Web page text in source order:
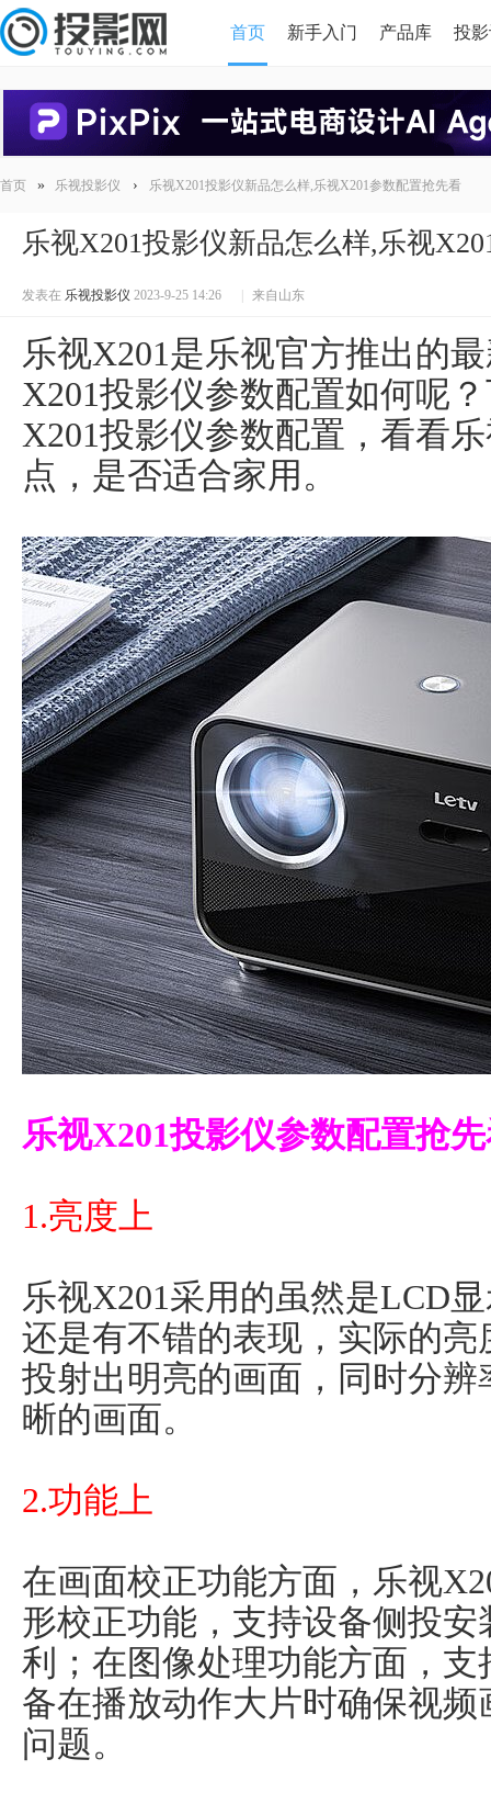
首页 新手入门 产品库 投
HDMI版本对比
首页 » 乐视投影仪 › 乐视X201投影仪新品怎么样,乐视X201参数配置抢先看
乐视X201投影仪新品怎么样,乐视
发表在 乐视投影仪 2023-9-25 14:26 来自山东
乐视X201是乐视官方推出的
X201投影仪参数配置如何呢
X201投影仪参数配置，看看
点，是否适合家用。
乐视X201投影仪参数配置抢
1.亮度上
乐视X201采用的虽然是LCD
还是有不错的表现，实际的
投射出明亮的画面，同时分辨
晰的画面。
2.功能上
在画面校正功能方面，乐视
形校正功能，支持设备侧投
利；在图像处理功能方面，
备在播放动作大片时确保视
问题。